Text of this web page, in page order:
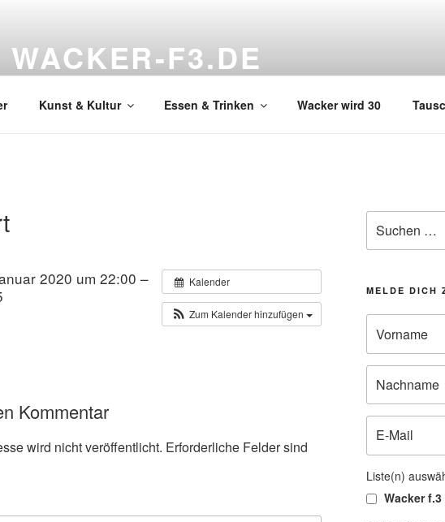
WACKER-F3.DE
Kunst & Kultur Essen & Trinken Wacker wird 30
Kalender
Zum Kalender hinzufügen
2020 um 22:00 –
Kommentar
wird nicht veröffentlicht. Erforderliche Felder sind
nach:
MELDE DICH
Liste(n)
Wacker